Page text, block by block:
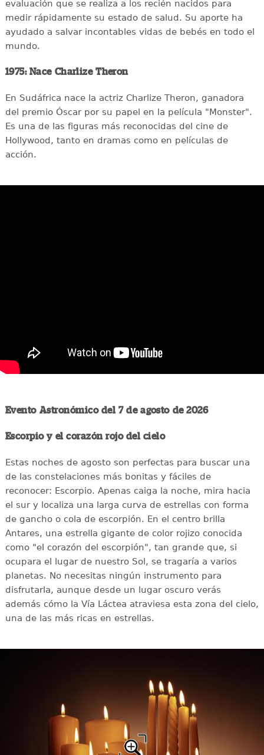
evaluación que se realiza a los recién nacidos para
medir rápidamente su estado de salud. Su aporte ha
ayudado a salvar incontables vidas de bebés en todo el
mundo.
1975: Nace Charlize Theron
En Sudáfrica nace la actriz Charlize Theron, ganadora
del premio Óscar por su papel en la película "Monster".
Es una de las figuras más reconocidas del cine de
Hollywood, tanto en dramas como en películas de
acción.
Evento Astronómico del 7 de agosto de 2026
Escorpio y el corazón rojo del cielo
Estas noches de agosto son perfectas para buscar una
de las constelaciones más bonitas y fáciles de
reconocer: Escorpio. Apenas caiga la noche, mira hacia
el sur y localiza una larga curva de estrellas con forma
de gancho o cola de escorpión. En el centro brilla
Antares, una estrella gigante de color rojizo conocida
como "el corazón del escorpión", tan grande que, si
ocupara el lugar de nuestro Sol, se tragaría a varios
planetas. No necesitas ningún instrumento para
disfrutarla, aunque desde un lugar oscuro verás
además cómo la Vía Láctea atraviesa esta zona del cielo,
una de las más ricas en estrellas.